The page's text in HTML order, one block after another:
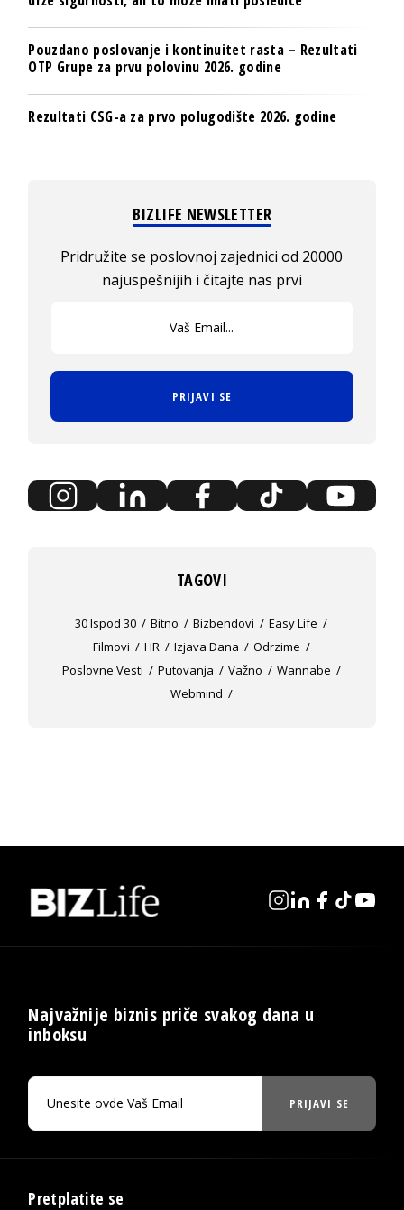
Pouzdano poslovanje i kontinuitet rasta – Rezultati
OTP Grupe za prvu polovinu 2026. godine
Rezultati CSG-a za prvo polugodište 2026. godine
BIZLIFE NEWSLETTER
Pridružite se poslovnoj zajednici od 20000
najuspešnijih i čitajte nas prvi
PRIJAVI SE
TAGOVI
30 Ispod 30 Bitno Bizbendovi
Easy Life
Filmovi
HR Izjava Dana
Odrzime
Poslovne Vesti
Putovanja Važno
Wannabe
Webmind
Najvažnije biznis priče svakog dana u
inboksu
PRIJAVI SE
Pretplatite se